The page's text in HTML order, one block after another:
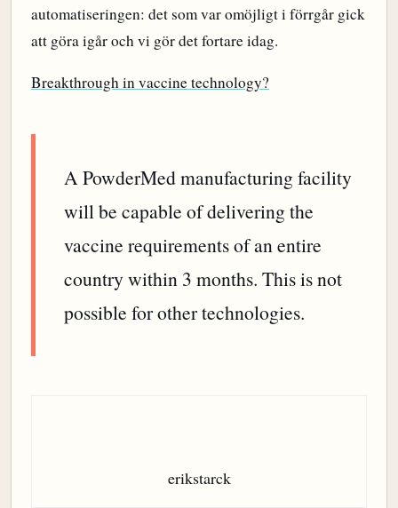
automatiseringen: det som var omöjligt i förrgår gick
att göra igår och vi gör det fortare idag.
Breakthrough in vaccine technology?
A PowderMed manufacturing facility
will be capable of delivering the
vaccine requirements of an entire
country within 3 months. This is not
possible for other technologies.
erikstarck